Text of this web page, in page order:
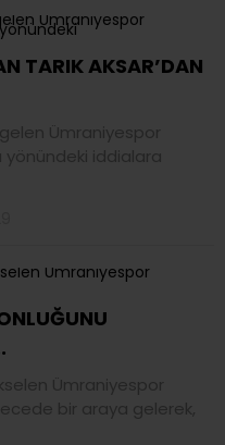
TARIK AKSAR’DAN
Ümraniyespor
yönündeki iddialara
Ümraniyespor
bir araya gelerek,